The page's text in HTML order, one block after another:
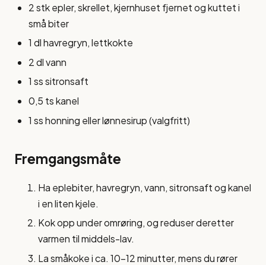
2 stk epler, skrellet, kjernhuset fjernet og kuttet i
små biter
1 dl havregryn, lettkokte
2 dl vann
1 ss sitronsaft
0,5 ts kanel
1 ss honning eller lønnesirup (valgfritt)
Fremgangsmåte
Ha eplebiter, havregryn, vann, sitronsaft og kanel
i en liten kjele.
Kok opp under omrøring, og reduser deretter
varmen til middels-lav.
La småkoke i ca. 10-12 minutter, mens du rører